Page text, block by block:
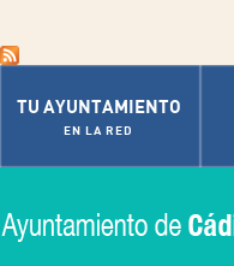
TU AYUNTAMIENTO
EN LA RED